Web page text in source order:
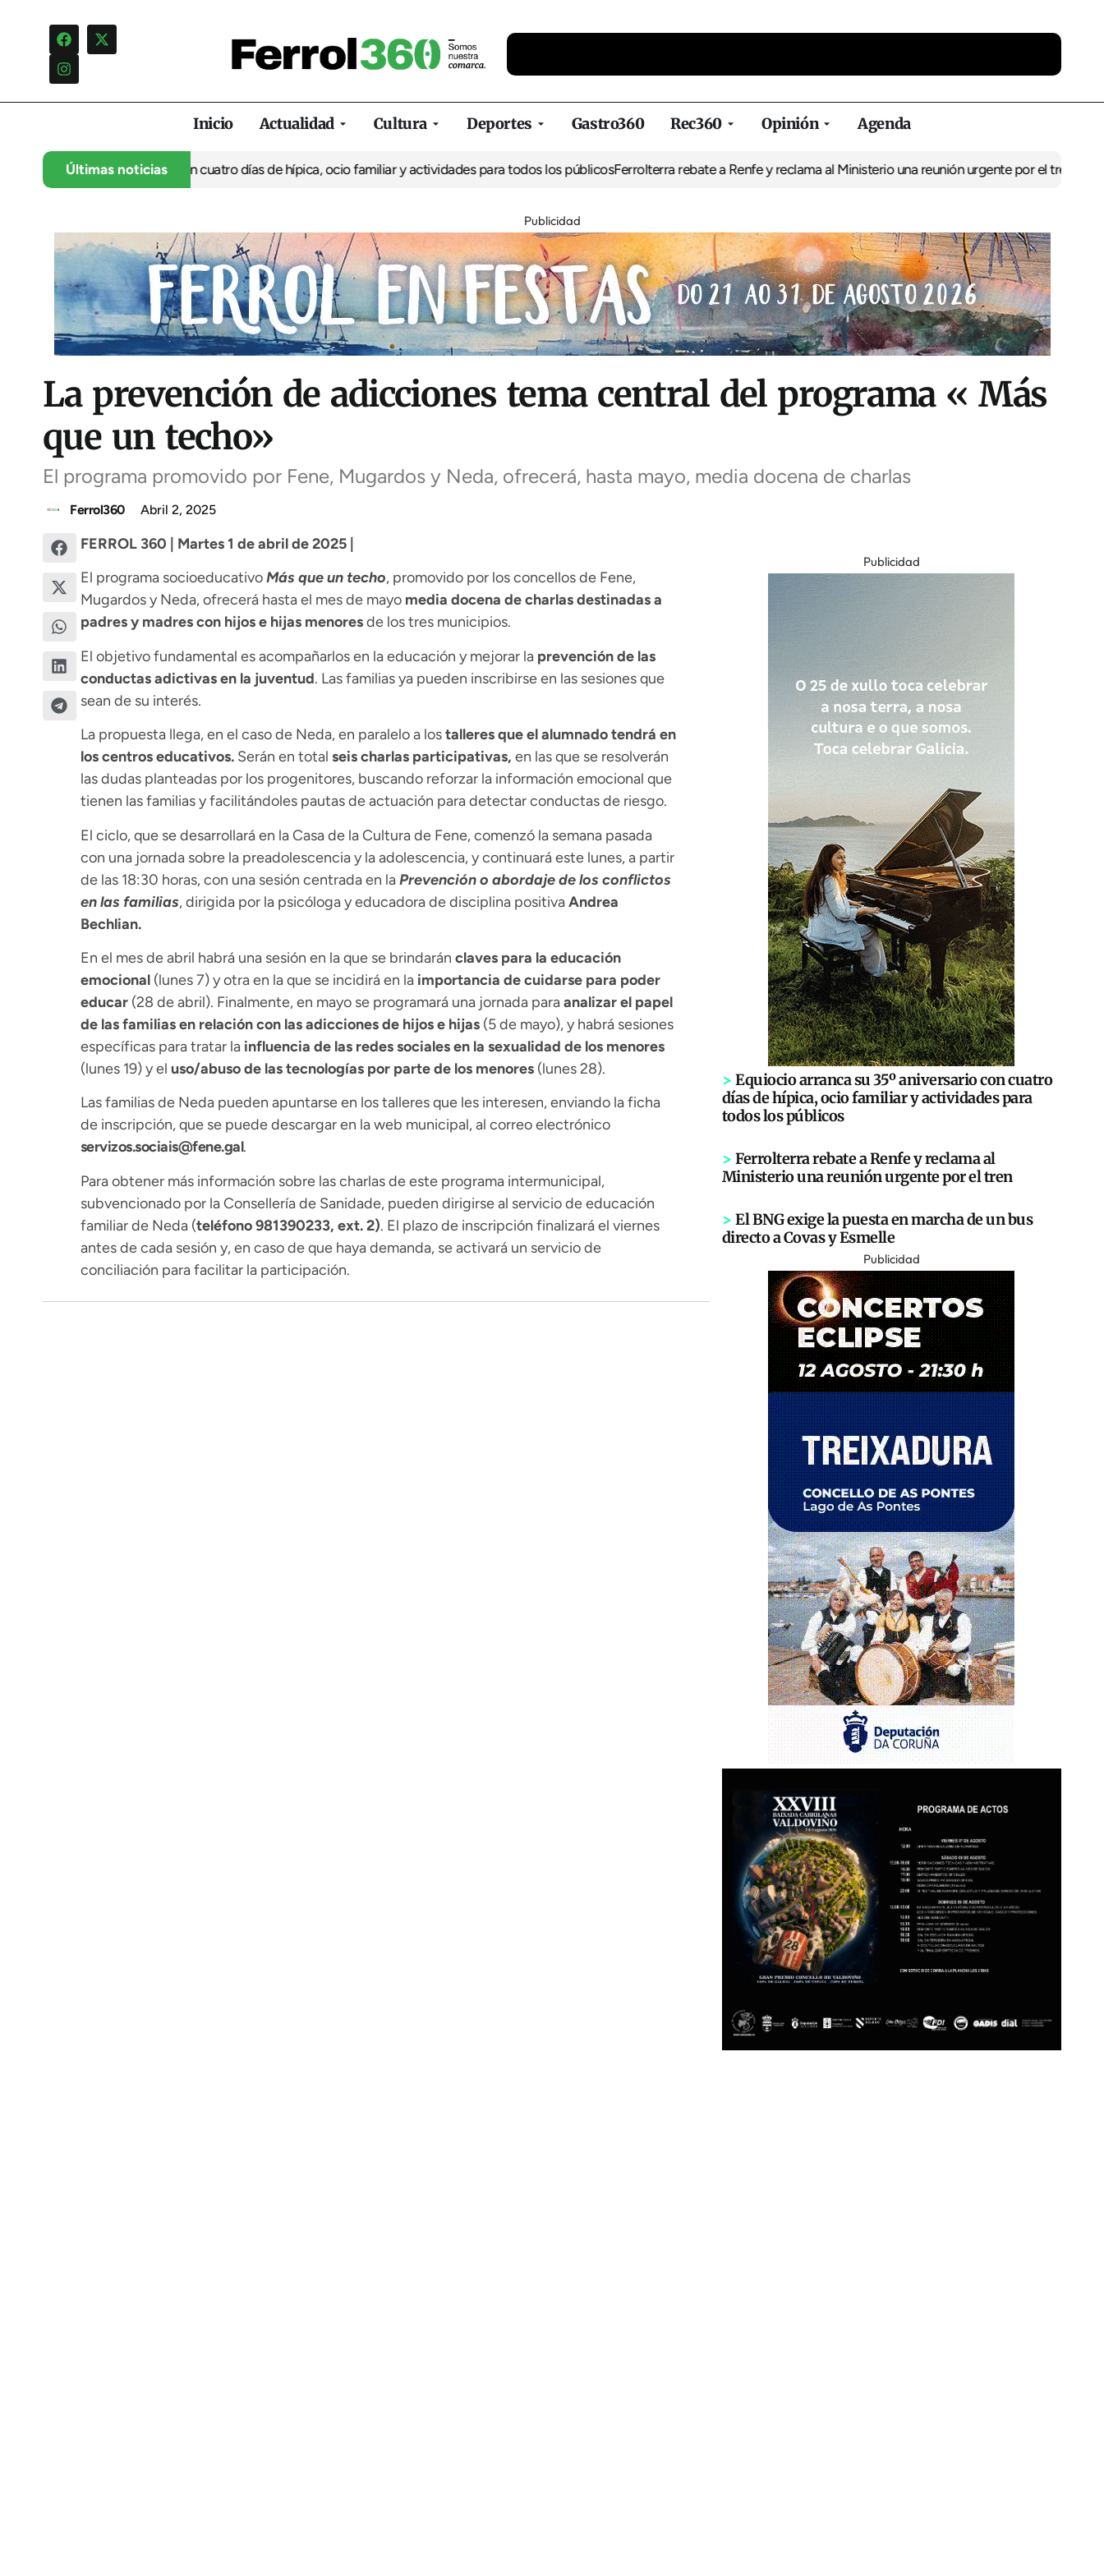
Inicio Actualidad Cultura Deportes Gastro360 Rec360 Opinión Agenda
Últimas noticias
su 35º aniversario con cuatro días de hípica, ocio familiar y actividades para todos los públicosFerrolterra rebate a Renfe y reclama al Ministerio una reunión urgente por el trenEl BNG
Publicidad
La prevención de adicciones tema central del programa « Más
que un techo»
El programa promovido por Fene, Mugardos y Neda, ofrecerá, hasta mayo, media docena de charlas
Ferrol360 Abril 2, 2025
FERROL 360 | Martes 1 de abril de 2025 |
El programa socioeducativoMás que un techo, promovido por los concellos de Fene,
Mugardos y Neda, ofrecerá hasta el mes de mayomedia docena de charlas destinadas a
padres y madres con hijos e hijas menoresde los tres municipios.
El objetivo fundamental es acompañarlos en la educación y mejorar la prevención de las
conductas adictivas en la juventud. Las familias ya pueden inscribirse en las sesiones que
sean de su interés.
La propuesta llega, en el caso de Neda, en paralelo a lostalleres que el alumnado tendrá en
los centros educativos.Serán en total seis charlas participativas, en las que se resolverán
las dudas planteadas por los progenitores, buscando reforzar la información emocional que
tienen las familias y facilitándoles pautas de actuación para detectar conductas de riesgo.
El ciclo, que se desarrollará en la Casa de la Cultura de Fene, comenzó la semana pasada
con una jornada sobre la preadolescencia y la adolescencia, y continuará este lunes, a partir
de las 18:30 horas, con una sesión centrada en laPrevención o abordaje de los conflictos
en las familias, dirigida por la psicóloga y educadora de disciplina positivaAndrea
Bechlian.
En el mes de abril habrá una sesión en la que se brindarán claves para la educación
emocional(lunes 7) y otra en la que se incidirá en la importancia de cuidarse para poder
educar(28 de abril). Finalmente, en mayo se programará una jornada paraanalizar el papel
de las familias en relación con las adicciones de hijos e hijas(5 de mayo), y habrá sesiones
específicas para tratar lainfluencia de las redes sociales en la sexualidad de los menores
(lunes 19) y el uso/abuso de las tecnologías por parte de los menores(lunes 28).
Las familias de Neda pueden apuntarse en los talleres que les interesen, enviando la ficha
de inscripción, que se puede descargar en la web municipal, al correo electrónico
servizos.sociais@fene.gal.
Para obtener más información sobre las charlas de este programa intermunicipal,
subvencionado por la Consellería de Sanidade, pueden dirigirse al servicio de educación
familiar de Neda (teléfono 981390233, ext. 2). El plazo de inscripción finalizará el viernes
antes de cada sesión y, en caso de que haya demanda, se activará un servicio de
conciliación para facilitar la participación.
Publicidad
> Equiocio arranca su 35º aniversario con cuatro
días de hípica, ocio familiar y actividades para
todos los públicos
> Ferrolterra rebate a Renfe y reclama al
Ministerio una reunión urgente por el tren
> El BNG exige la puesta en marcha de un bus
directo a Covas y Esmelle
Publicidad